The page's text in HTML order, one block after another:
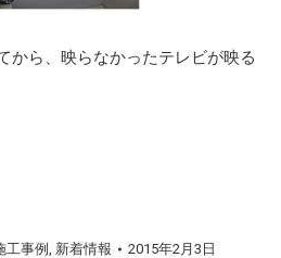
ら、映らなかったテレビが映る
工事例 , 新着情報 2015年2月3日